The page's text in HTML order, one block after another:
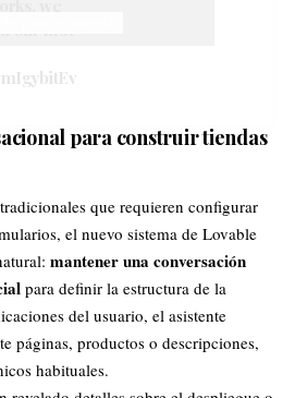
we
our first
para construir tiendas
que requieren configurar
el nuevo sistema de Lovable
mantener una conversación
para definir la estructura de la
del usuario, el asistente
páginas, productos o descripciones,
habituales.